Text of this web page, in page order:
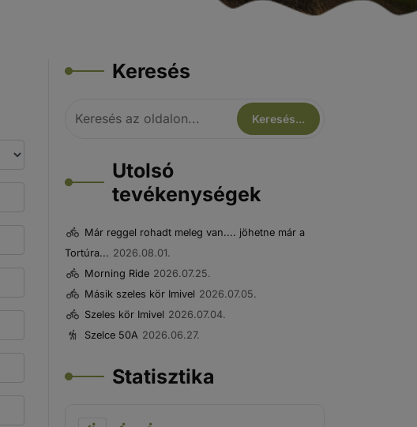
Keresés
Utolsó
tevékenységek
Már reggel rohadt meleg van.... jöhetne már a
Tortúra... 2026.08.01.
Morning Ride 2026.07.25.
Másik szeles kör Imivel 2026.07.05.
Szeles kör Imivel 2026.07.04.
Szelce 50A 2026.06.27.
Statisztika